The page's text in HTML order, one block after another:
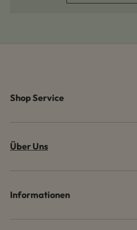
Shop Service
Über Uns
Informationen